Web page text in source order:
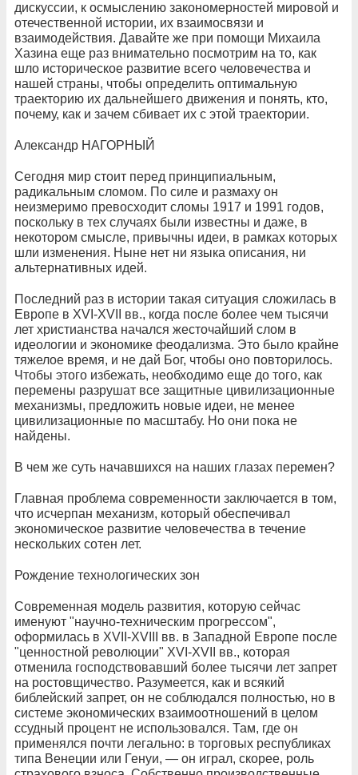
дискуссии, к осмыслению закономерностей мировой и
отечественной истории, их взаимосвязи и
взаимодействия. Давайте же при помощи Михаила
Хазина еще раз внимательно посмотрим на то, как
шло историческое развитие всего человечества и
нашей страны, чтобы определить оптимальную
траекторию их дальнейшего движения и понять, кто,
почему, как и зачем сбивает их с этой траектории.
Александр НАГОРНЫЙ
Сегодня мир стоит перед принципиальным,
радикальным сломом. По силе и размаху он
неизмеримо превосходит сломы 1917 и 1991 годов,
поскольку в тех случаях были известны и даже, в
некотором смысле, привычны идеи, в рамках которых
шли изменения. Ныне нет ни языка описания, ни
альтернативных идей.
Последний раз в истории такая ситуация сложилась в
Европе в XVI-XVII вв., когда после более чем тысячи
лет христианства начался жесточайший слом в
идеологии и экономике феодализма. Это было крайне
тяжелое время, и не дай Бог, чтобы оно повторилось.
Чтобы этого избежать, необходимо еще до того, как
перемены разрушат все защитные цивилизационные
механизмы, предложить новые идеи, не менее
цивилизационные по масштабу. Но они пока не
найдены.
В чем же суть начавшихся на наших глазах перемен?
Главная проблема современности заключается в том,
что исчерпан механизм, который обеспечивал
экономическое развитие человечества в течение
нескольких сотен лет.
Рождение технологических зон
Современная модель развития, которую сейчас
именуют "научно-техническим прогрессом",
оформилась в XVII-XVIII вв. в Западной Европе после
"ценностной революции" XVI-XVII вв., которая
отменила господствовавший более тысячи лет запрет
на ростовщичество. Разумеется, как и всякий
библейский запрет, он не соблюдался полностью, но в
системе экономических взаимоотношений в целом
ссудный процент не использовался. Там, где он
применялся почти легально: в торговых республиках
типа Венеции или Генуи, — он играл, скорее, роль